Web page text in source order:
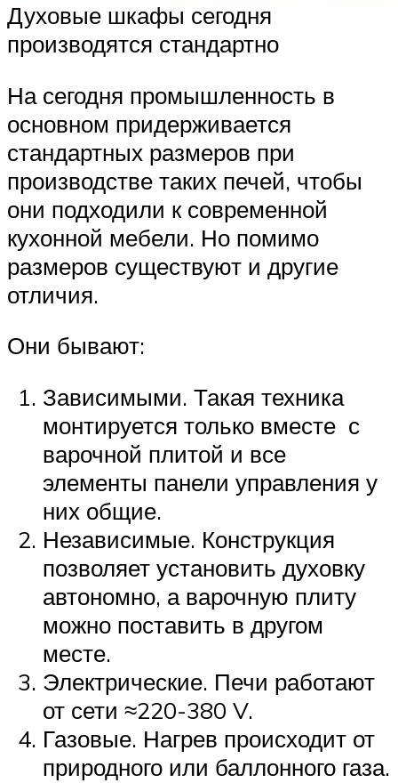
Духовые шкафы сегодня
производятся стандартно
На сегодня промышленность в
основном придерживается
стандартных размеров при
производстве таких печей, чтобы
они подходили к современной
кухонной мебели. Но помимо
размеров существуют и другие
отличия.
Они бывают:
Зависимыми. Такая техника
монтируется только вместе с
варочной плитой и все
элементы панели управления у
них общие.
Независимые. Конструкция
позволяет установить духовку
автономно, а варочную плиту
можно поставить в другом
месте.
Электрические. Печи работают
от сети ≈220-380 V.
Газовые. Нагрев происходит от
природного или баллонного газа.